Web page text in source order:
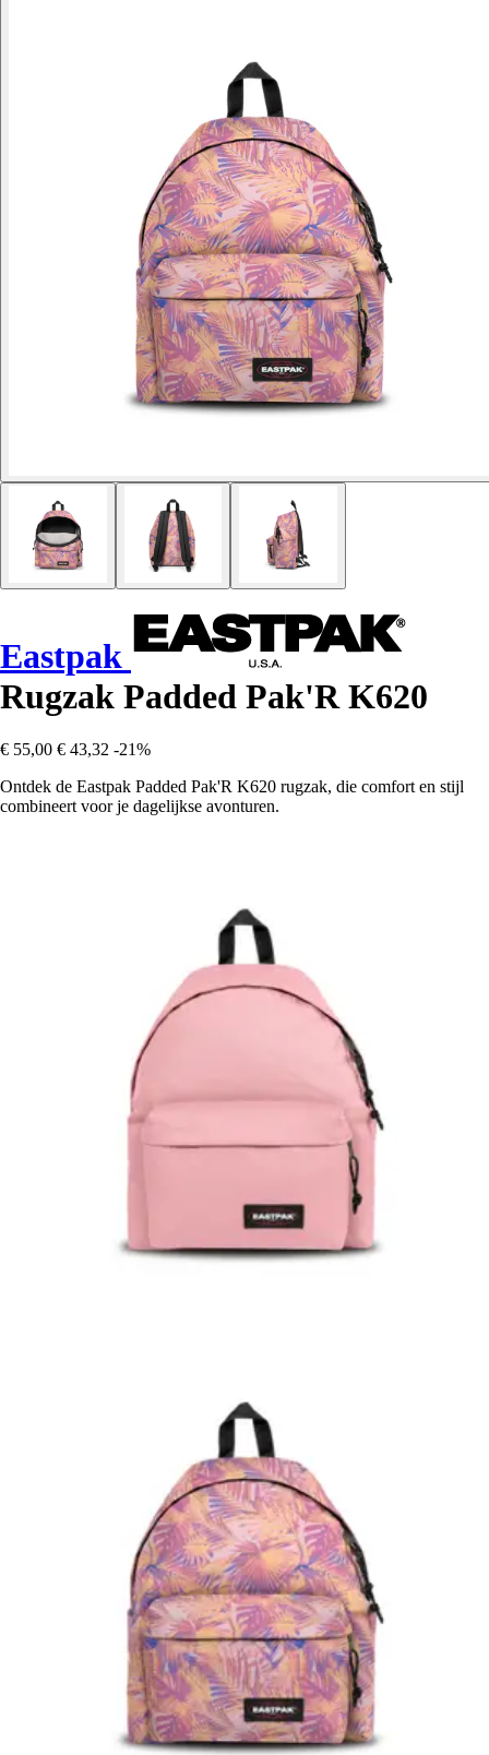
Eastpak
Rugzak Padded Pak'R K620
€ 55,00 € 43,32 -21%
Ontdek de Eastpak Padded Pak'R K620 rugzak, die comfort en stijl
combineert voor je dagelijkse avonturen.